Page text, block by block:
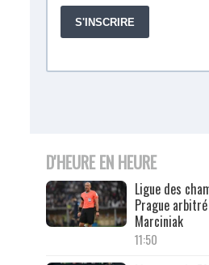
D'HEURE EN HEURE
Ligue des
Prague
Marciniak
11:50